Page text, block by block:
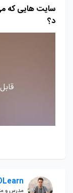
سایت‌ هایی که
د؟
مدرس و